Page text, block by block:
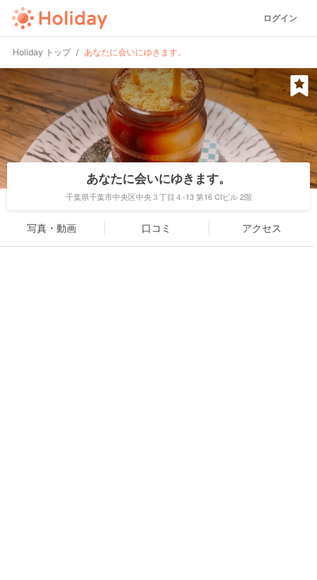
ログイン
Holiday トップ あなたに会いにゆきます。
あなたに会いにゆきます。
千葉県千葉市中央区中央３丁目４-13 第16 CIビル 2階
写真・動画 口コミ アクセス